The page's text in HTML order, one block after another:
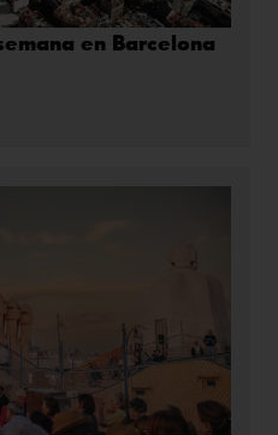
en Barcelona